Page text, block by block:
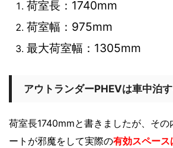
荷室長：1740mm
荷室幅：975mm
最大荷室幅：1305mm
アウトランダーPHEVは車中泊
荷室長1740mmと書きましたが、そ
ートが邪魔をして実際の有効スペー